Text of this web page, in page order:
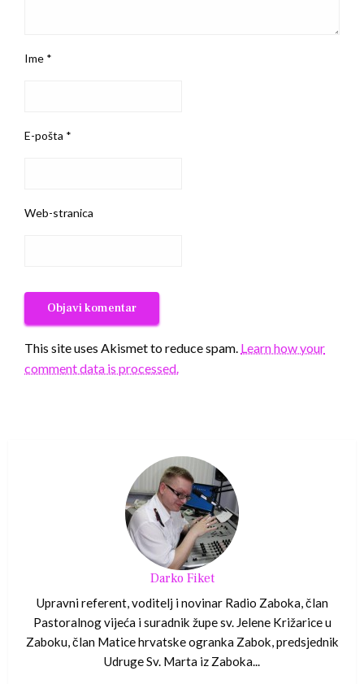
Ime *
E-pošta *
Web-stranica
This site uses Akismet to reduce spam. Learn how your
comment data is processed.
Darko Fiket
Upravni referent, voditelj i novinar Radio Zaboka, član
Pastoralnog vijeća i suradnik župe sv. Jelene Križarice u
Zaboku, član Matice hrvatske ogranka Zabok, predsjednik
Udruge Sv. Marta iz Zaboka...